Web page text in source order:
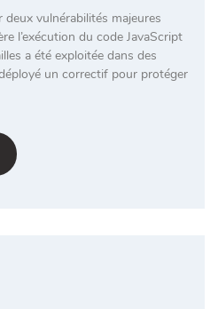
vulnérabilités majeures
l’exécution du code JavaScript
a été exploitée dans des
un correctif pour protéger